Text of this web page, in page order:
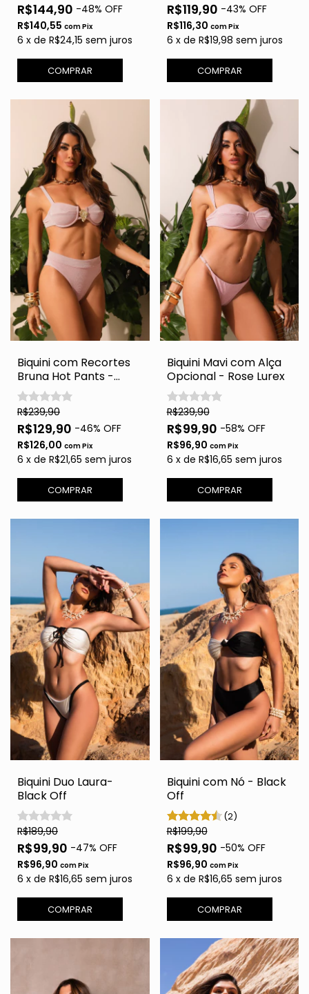
R$144,90 -48% OFF
R$140,55 comPix
6 x de R$24,15 sem juros
COMPRAR
R$119,90 -43% OFF
R$116,30 comPix
6 x de R$19,98 sem juros
COMPRAR
Biquini com Recortes
Bruna Hot Pants -
Rose Lurex
R$239,90
R$129,90 -46% OFF
R$126,00 comPix
6 x de R$21,65 sem juros
COMPRAR
Biquini Mavi com Alça
Opcional - Rose Lurex
R$239,90
R$99,90 -58% OFF
R$96,90 comPix
6 x de R$16,65 sem juros
COMPRAR
Biquini Duo Laura-
Black Off
R$189,90
R$99,90 -47% OFF
R$96,90 comPix
6 x de R$16,65 sem juros
COMPRAR
Biquini com Nó - Black
Off
(2)
R$199,90
R$99,90 -50% OFF
R$96,90 comPix
6 x de R$16,65 sem juros
COMPRAR